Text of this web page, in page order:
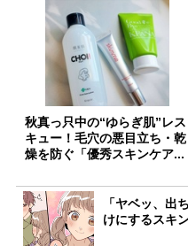
秋真っ只中の“ゆらぎ肌”レス
キュー！毛穴の悪目立ち・乾
燥を防ぐ「優秀スキンケア...
「ヤベッ、出
けにするスキ